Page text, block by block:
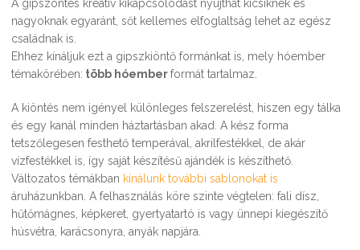
A gipszöntés kreatív kikapcsolódást nyújthat kicsiknek és
nagyoknak egyaránt, sőt kellemes elfoglaltság lehet az egész
családnak is.
Ehhez kínáljuk ezt a gipszkiöntő formánkat is, mely hóember
témakörében: több hóemberformát tartalmaz.
A kiöntés nem igényel különleges felszerelést, hiszen egy tálka
és egy kanál minden háztartásban akad. A kész forma
tetszőlegesen festhető temperával, akrilfestékkel, de akár
vízfestékkel is, így saját készítésű ajándék is készíthető.
Változatos témákban kínálunk további sablonokat is
áruházunkban. A felhasználás köre szinte végtelen: fali dísz,
hűtőmágnes, képkeret, gyertyatartó is vagy ünnepi kiegészítő
húsvétra, karácsonyra, anyák napjára.